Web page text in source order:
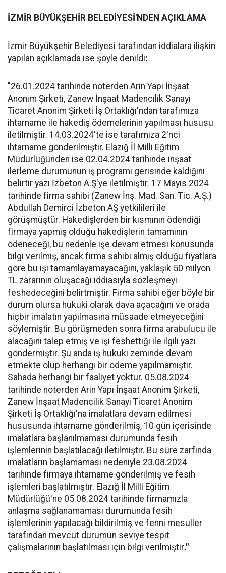
İZMİR BÜYÜKŞEHİR BELEDİYESİ'NDEN AÇIKLAMA
İzmir Büyükşehir Belediyesi tarafından iddialara ilişkin
yapılan açıklamada ise şöyle denildi:
"26.01.2024 tarihinde noterden Arin Yapı İnşaat
Anonim Şirketi, Zanew İnşaat Madencilik Sanayi
Ticaret Anonim Şirketi İş Ortaklığı'ndan tarafımıza
ihtarname ile hakediş ödemelerinin yapılması hususu
iletilmiştir. 14.03.2024'te ise tarafımıza 2'nci
ihtarname gönderilmiştir. Elazığ İl Milli Eğitim
Müdürlüğünden ise 02.04.2024 tarihinde inşaat
ilerleme durumunun iş programı gerisinde kaldığını
belirtir yazı İzbeton A.Ş'ye iletilmiştir. 17 Mayıs 2024
tarihinde firma sahibi (Zanew İnş. Mad. San. Tic. A.Ş.)
Abdullah Demirci İzbeton AŞ yetkilileri ile
görüşmüştür. Hakedişlerden bir kısmının ödendiği
firmaya yapmış olduğu hakedişlerin tamamının
ödeneceği, bu nedenle işe devam etmesi konusunda
bilgi verilmiş, ancak firma sahibi almış olduğu fiyatlara
göre bu işi tamamlayamayacağını, yaklaşık 50 milyon
TL zararının oluşacağı iddiasıyla sözleşmeyi
feshedeceğini belirtmiştir. Firma sahibi eğer böyle bir
durum olursa hukuki olarak dava açacağını ve orada
hiçbir imalatın yapılmasına müsaade etmeyeceğini
söylemiştir. Bu görüşmeden sonra firma arabulucu ile
alacağını talep etmiş ve işi feshettiği ile ilgili yazı
göndermiştir. Şu anda iş hukuki zeminde devam
etmekte olup herhangi bir ödeme yapılmamıştır.
Sahada herhangi bir faaliyet yoktur. 05.08.2024
tarihinde noterden Arin Yapı İnşaat Anonim Şirketi,
Zanew İnşaat Madencilik Sanayi Ticaret Anonim
Şirketi İş Ortaklığı'na imalatlara devam edilmesi
hususunda ihtarname gönderilmiş, 10 gün içerisinde
imalatlara başlanılmaması durumunda fesih
işlemlerinin başlatılacağı iletilmiştir. Bu süre zarfında
imalatların başlamaması nedeniyle 23.08.2024
tarihinde firmaya ihtarname gönderilmiş ve fesih
işlemleri başlatılmıştır. Elazığ İl Milli Eğitim
Müdürlüğü'ne 05.08.2024 tarihinde firmamızla
anlaşma sağlanamaması durumunda fesih
işlemlerinin yapılacağı bildirilmiş ve fenni mesuller
tarafından mevcut durumun seviye tespit
çalışmalarının başlatılması için bilgi verilmiştir."